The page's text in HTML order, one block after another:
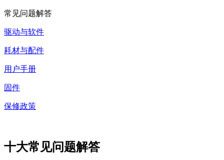
常见问题解答
驱动与软件
耗材与配件
用户手册
固件
保修政策
十大常见问题解答